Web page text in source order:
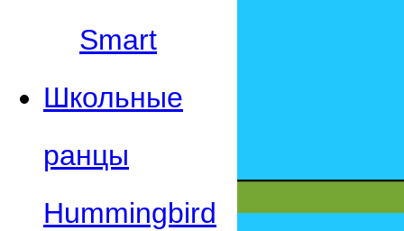
Smart
Школьные
ранцы
Hummingbird